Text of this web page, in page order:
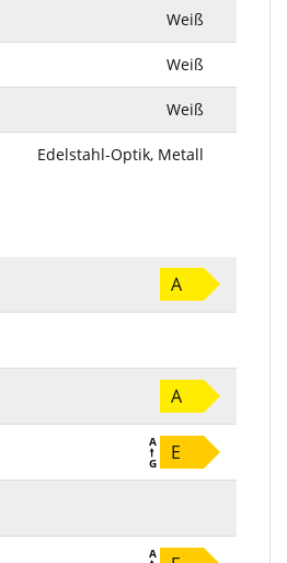
Weiß
Weiß
Weiß
Edelstahl-Optik, Metall
A
A
E